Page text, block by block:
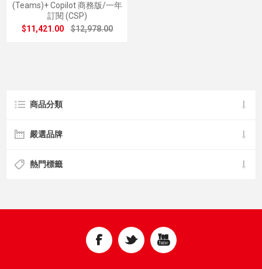
(Teams)+ Copilot 商務版/一年
訂閱 (CSP)
$11,421.00
$12,978.00
商品分類
嚴選品牌
熱門標籤